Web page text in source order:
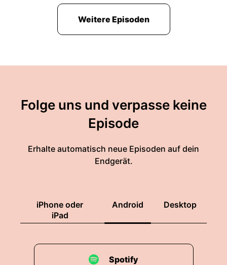
Weitere Episoden
Folge uns und verpasse keine
Episode
Erhalte automatisch neue Episoden auf dein
Endgerät.
iPhone oder
iPad
Android Desktop
Spotify